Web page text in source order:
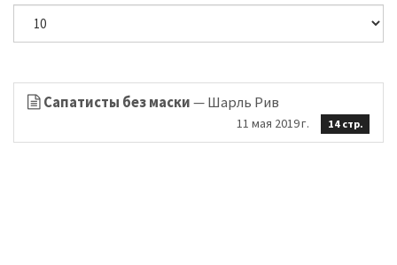
Сапатисты без маски— Шарль Рив
11 мая 2019 г. 14 стр.